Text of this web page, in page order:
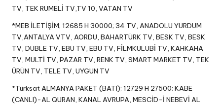
TV, TEK RUMELİ TV,TV 10, VATAN TV
*MEB İLETİŞİM; 12685 H 30000; 34 TV, ANADOLU YURDUM
TV,ANTALYA VTV, AORDU, BAHARTÜRK TV, BESK TV, BESK
TV, DUBLE TV, EBU TV, EBU TV, FİLMKULUBİ TV, KAHKAHA
TV, MULTİ TV, PAZAR TV, RENK TV, SMART MARKET TV, TEK
ÜRÜN TV, TELE TV, UYGUN TV
*Türksat ALMANYA PAKET (BATI); 12729 H 27500; KABE
(CANLI)-AL QURAN, KANAL AVRUPA, MESCİD-İ NEBEVİ AL